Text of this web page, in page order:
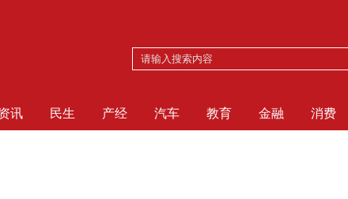
讯 民生 产经 汽车 教育 金融 消费